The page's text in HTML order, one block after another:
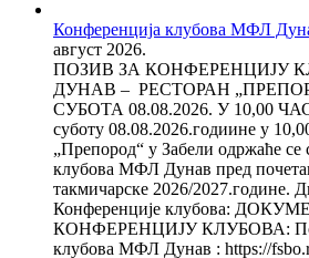
Конференција клубова МФЛ
август 2026.
ПОЗИВ ЗА КОНФЕРЕНЦИЈУ
ДУНАВ – РЕСТОРАН
СУБОТА 08.08.2026. У 10,00
суботу 08.08.2026.годиине у
„Препород“ у Забели одржаће се
клубова МФЛ Дунав пред
такмичарске 2026/2027.године.
Конференције клубова:
КОНФЕРЕНЦИЈУ КЛУБОВА:
клубова МФЛ Дунав : https://